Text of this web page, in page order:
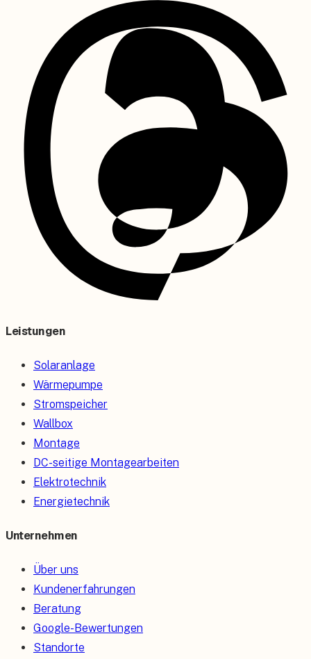
Leistungen
Solaranlage
Wärmepumpe
Stromspeicher
Wallbox
Montage
DC-seitige Montagearbeiten
Elektrotechnik
Energietechnik
Unternehmen
Über uns
Kundenerfahrungen
Beratung
Google-Bewertungen
Standorte